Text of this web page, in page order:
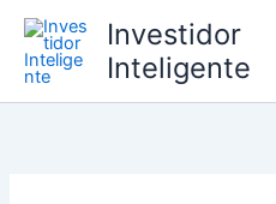
para
conteúdo
Investidor
Inteligente